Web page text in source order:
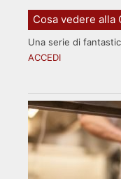
Cosa vedere alla
Una serie di
ACCEDI